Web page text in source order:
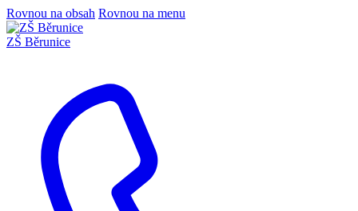
Rovnou na obsah Rovnou na menu
ZŠ Běrunice